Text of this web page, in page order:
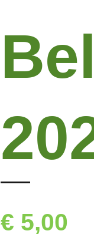
€ 5,00